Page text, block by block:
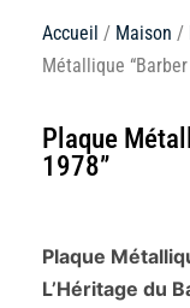
Accueil / Maison /
Métallique “Barber
Plaque
1978”
Plaque
L’Héritage du